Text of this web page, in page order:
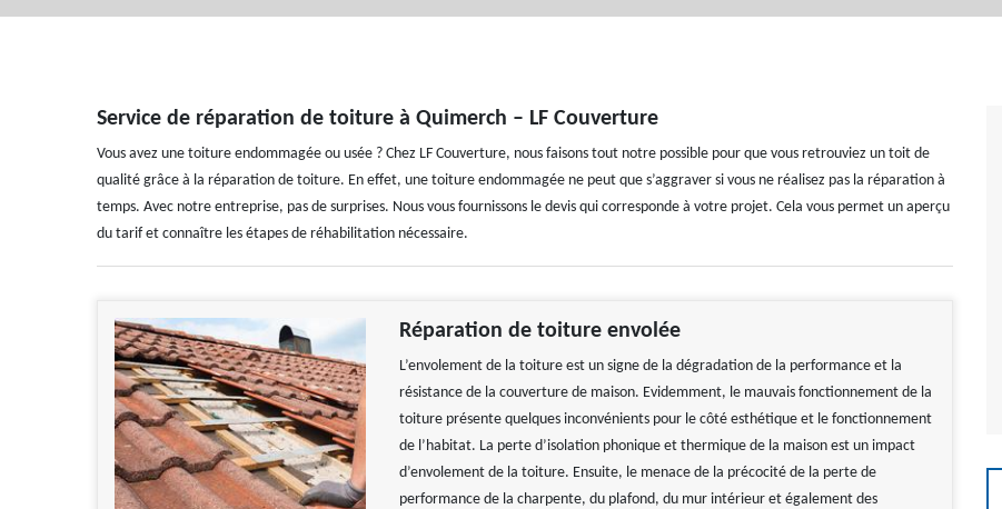
Service de réparation de toiture à Quimerch – LF Couverture
Vous avez une toiture endommagée ou usée ? Chez LF Couverture, nous faisons tout notre possible pour que vous retrouviez un toit de
qualité grâce à la réparation de toiture. En effet, une toiture endommagée ne peut que s’aggraver si vous ne réalisez pas la réparation à
temps. Avec notre entreprise, pas de surprises. Nous vous fournissons le devis qui corresponde à votre projet. Cela vous permet un aperçu
du tarif et connaître les étapes de réhabilitation nécessaire.
Réparation de toiture envolée
L’envolement de la toiture est un signe de la dégradation de la performance et la
résistance de la couverture de maison. Evidemment, le mauvais fonctionnement de la
toiture présente quelques inconvénients pour le côté esthétique et le fonctionnement
de l’habitat. La perte d’isolation phonique et thermique de la maison est un impact
d’envolement de la toiture. Ensuite, le menace de la précocité de la perte de
performance de la charpente, du plafond, du mur intérieur et également des